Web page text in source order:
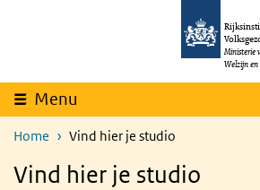
Overslaan en naar de inhoud gaan
Ministerie
Welzijn
Menu
Home Vind hier je studio
Vind hier je studio